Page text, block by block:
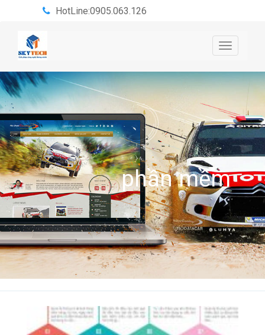
HotLine:0905.063.126
Toggle
phần mềm